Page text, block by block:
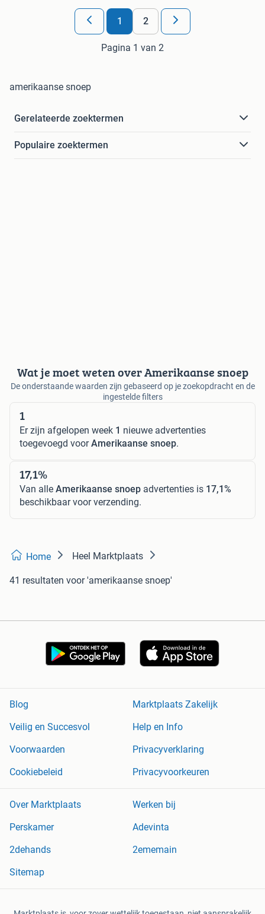
1 2
Pagina 1 van 2
amerikaanse snoep
Gerelateerde zoektermen
Populaire zoektermen
Wat je moet weten over Amerikaanse snoep
De onderstaande waarden zijn gebaseerd op je zoekopdracht en de
ingestelde filters
1
Er zijn afgelopen week 1 nieuwe advertenties
toegevoegd voorAmerikaanse snoep.
17,1%
Van alle Amerikaanse snoep advertenties is 17,1%
beschikbaar voor verzending.
Home Heel Marktplaats
41 resultaten voor 'amerikaanse snoep'
Blog
Marktplaats Zakelijk
Veilig en Succesvol
Help en Info
Voorwaarden
Privacyverklaring
Cookiebeleid
Privacyvoorkeuren
Over Marktplaats
Werken bij
Perskamer
Adevinta
2dehands
2ememain
Sitemap